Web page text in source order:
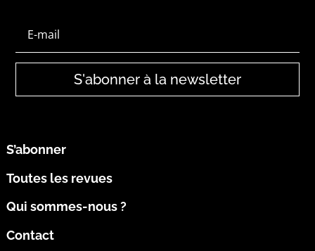
S'abonner à la newsletter
S’abonner
Toutes les revues
Qui sommes-nous ?
Contact